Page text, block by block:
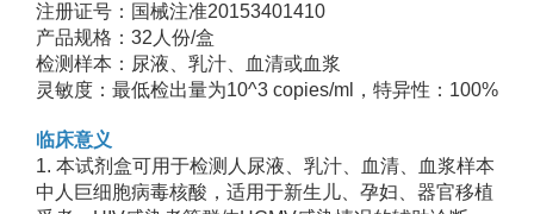
注册证号：国械注准20153401410
产品规格：32人份/盒
检测样本：尿液、乳汁、血清或血浆
灵敏度：最低检出量为10^3 copies/ml，特异性：100%
临床意义
1. 本试剂盒可用于检测人尿液、乳汁、血清、血浆样本
中人巨细胞病毒核酸，适用于新生儿、孕妇、器官移植